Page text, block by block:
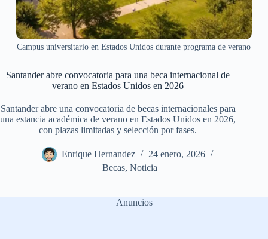
Campus universitario en Estados Unidos durante programa de verano
Santander abre convocatoria para una beca internacional de
verano en Estados Unidos en 2026
Santander abre una convocatoria de becas internacionales para
una estancia académica de verano en Estados Unidos en 2026,
con plazas limitadas y selección por fases.
Enrique Hernandez
24 enero, 2026
Becas,Noticia
Anuncios